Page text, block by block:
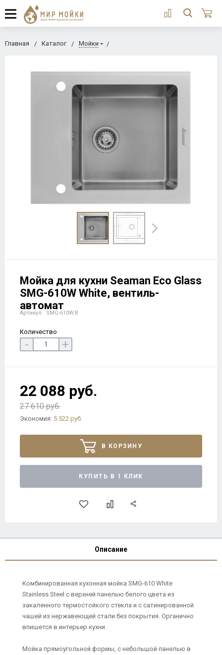
Главная Каталог Мойки
Мойка для кухни Seaman Eco Glass
SMG-610W White, вентиль-
автомат
Артикул : SMG-610W.B
Количество
- +
22 088 руб.
27 610 руб.
Экономия: 5 522 руб.
В КОРЗИНУ
КУПИТЬ В 1 КЛИК
Описание
Комбинированная кухонная мойка SMG-610 White
Stainless Steel с верхней панелью белого цвета из
закаленного термостойкого стекла и с сатинированной
чашей из нержавеющей стали без покрытия. Органично
впишется в интерьер кухни.
Мойка прямоугольной формы, с небольшой панелью в